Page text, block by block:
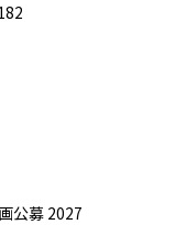
公募 2027